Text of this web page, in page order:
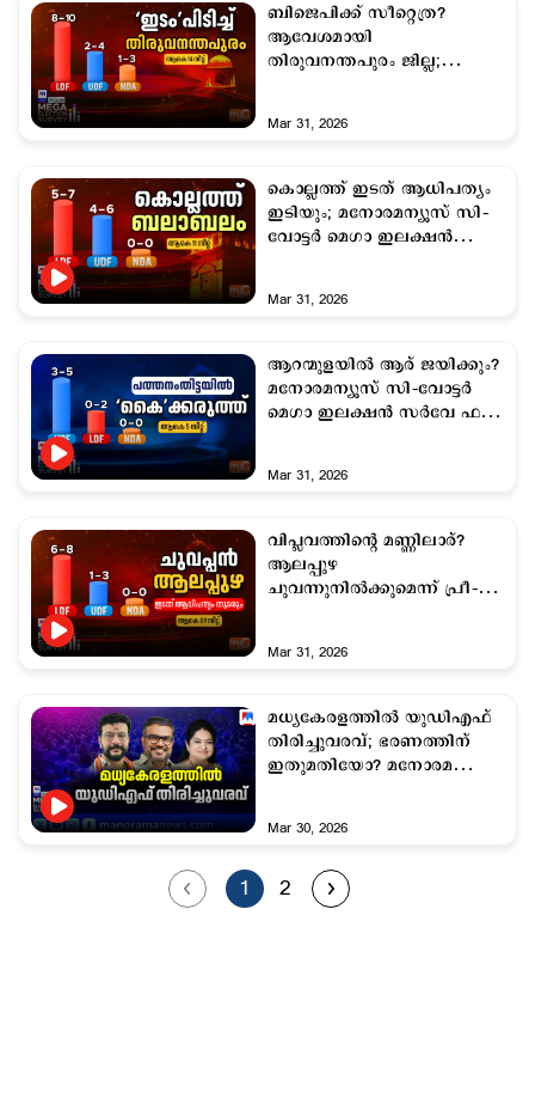
ബിജെപിക്ക് സീറ്റെത്ര?
ആവേശമായി
തിരുവനന്തപുരം ജില്ല;
Mar 31, 2026
കൊല്ലത്ത് ഇടത് ആധിപത്യം
ഇടിയും; മനോരമന്യൂസ് സി–
വോട്ടര്‍ മെഗാ ഇലക്ഷന്‍
Mar 31, 2026
ആറന്മുളയില്‍ ആര് ജയിക്കും?
മനോരമന്യൂസ് സി–വോട്ടര്‍
മെഗാ ഇലക്ഷന്‍ സര്‍വേ ഫലം
Mar 31, 2026
വിപ്ലവത്തിന്‍റെ മണ്ണിലാര്?
ആലപ്പുഴ
ചുവന്നുനില്‍ക്കുമെന്ന് പ്രീ–
Mar 31, 2026
മധ്യകേരളത്തില്‍ യുഡിഎഫ്
തിരിച്ചുവരവ്; ഭരണത്തിന്
ഇതുമതിയോ? മനോരമ
Mar 30, 2026
1 2